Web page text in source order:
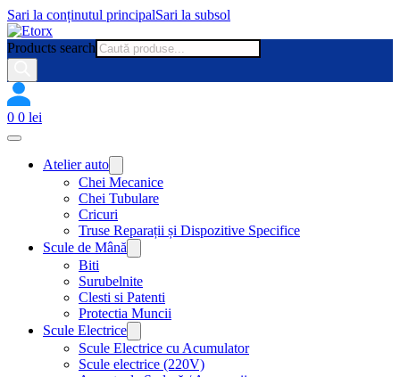
Sari la conținutul principalSari la subsol
Products search
0 0 lei
Atelier auto
Chei Mecanice
Chei Tubulare
Cricuri
Truse Reparații și Dispozitive Specifice
Scule de Mână
Biti
Surubelnite
Clesti si Patenti
Protectia Muncii
Scule Electrice
Scule Electrice cu Acumulator
Scule electrice (220V)